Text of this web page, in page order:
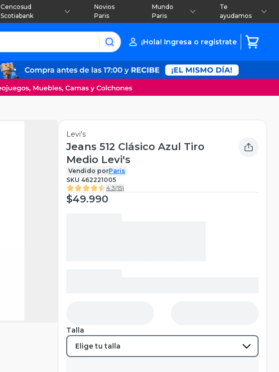
Cencosud
Scotiabank
Novios
Paris
Mundo
Paris
Te
ayudamos
¡Hola! Ingresa o regístrate
Levi's
Jeans 512 Clásico Azul Tiro
Medio Levi's
Vendido porParis
SKU 462221005
4.3(15)
$49.990
Talla